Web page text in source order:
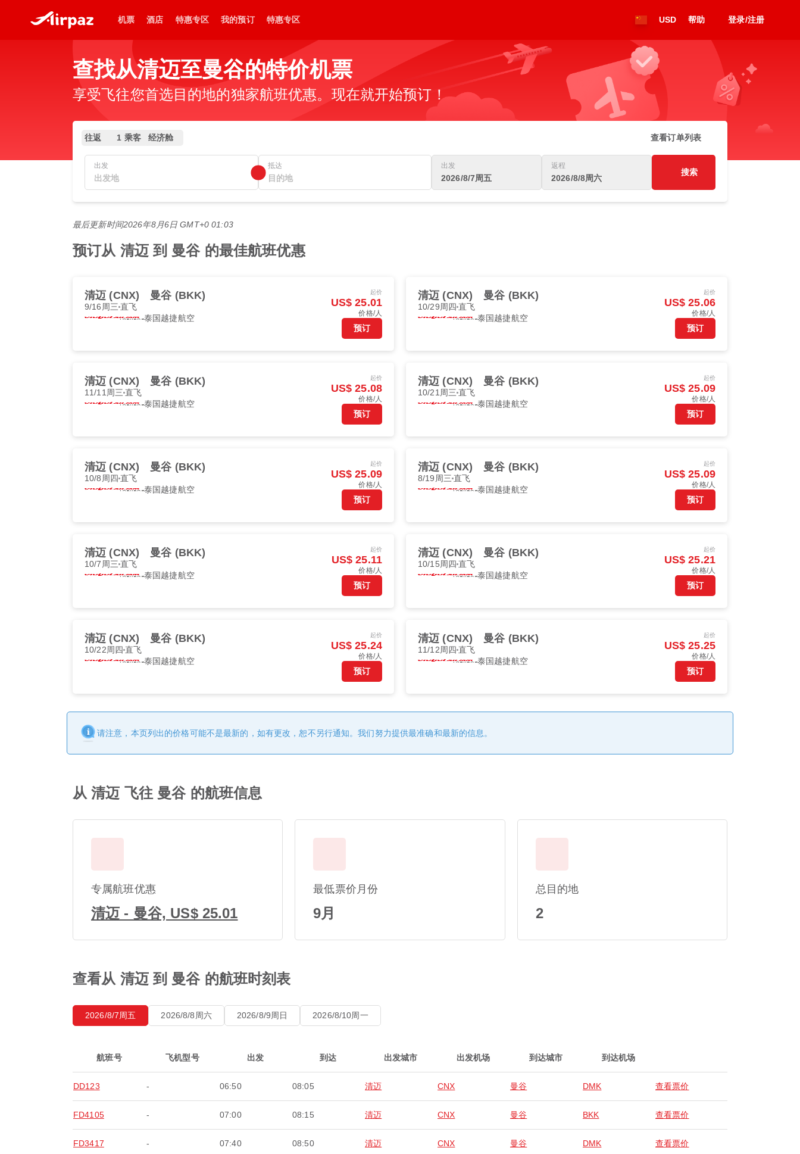
机票 酒店 特惠专区 我的预订 特惠专区 USD 帮助 登录/注册
查找从清迈至曼谷的特价机票
享受飞往您首选目的地的独家航班优惠。现在就开始预订！
往返 1 乘客 经济舱 查看订单列表
出发 抵达 出发
2026/8/7周五
返程
2026/8/8周六
搜索
最后更新时间2026年8月6日 GMT+0 01:03
预订从 清迈 到 曼谷 的最佳航班优惠
清迈 (CNX) 曼谷 (BKK)
9/16周三 直飞
泰国越捷航空
起价
US$ 25.01
价格/人
预订
清迈 (CNX) 曼谷 (BKK)
10/29周四 直飞
泰国越捷航空
起价
US$ 25.06
价格/人
预订
清迈 (CNX) 曼谷 (BKK)
11/11周三 直飞
泰国越捷航空
起价
US$ 25.08
价格/人
预订
清迈 (CNX) 曼谷 (BKK)
10/21周三 直飞
泰国越捷航空
起价
US$ 25.09
价格/人
预订
清迈 (CNX) 曼谷 (BKK)
10/8周四 直飞
泰国越捷航空
起价
US$ 25.09
价格/人
预订
清迈 (CNX) 曼谷 (BKK)
8/19周三 直飞
泰国越捷航空
起价
US$ 25.09
价格/人
预订
清迈 (CNX) 曼谷 (BKK)
10/7周三 直飞
泰国越捷航空
起价
US$ 25.11
价格/人
预订
清迈 (CNX) 曼谷 (BKK)
10/15周四 直飞
泰国越捷航空
起价
US$ 25.21
价格/人
预订
清迈 (CNX) 曼谷 (BKK)
10/22周四 直飞
泰国越捷航空
起价
US$ 25.24
价格/人
预订
清迈 (CNX) 曼谷 (BKK)
11/12周四 直飞
泰国越捷航空
起价
US$ 25.25
价格/人
预订
请注意，本页列出的价格可能不是最新的，如有更改，恕不另行通知。我们努力提供最准确和最新的信息。
从 清迈 飞往 曼谷 的航班信息
专属航班优惠
清迈 - 曼谷, US$ 25.01
最低票价月份
9月
总目的地
2
查看从 清迈 到 曼谷 的航班时刻表
2026/8/7周五 2026/8/8周六 2026/8/9周日 2026/8/10周一
航班号 飞机型号 出发 到达 出发城市 出发机场 到达城市 到达机场
DD123 - 06:50 08:05 清迈 CNX 曼谷 DMK 查看票价
FD4105 - 07:00 08:15 清迈 CNX 曼谷 BKK 查看票价
FD3417 - 07:40 08:50 清迈 CNX 曼谷 DMK 查看票价